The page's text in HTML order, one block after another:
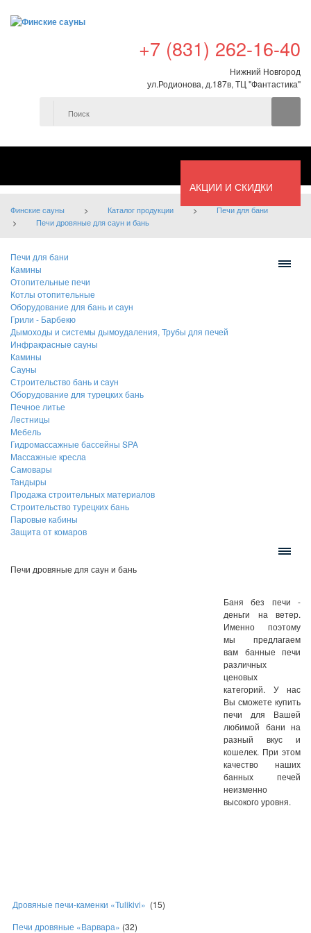
+7 (831) 262-16-40
Нижний Новгород
ул.Родионова, д.187в, ТЦ "Фантастика"
АКЦИИ И СКИДКИ
Финские сауны > Каталог продукции >
Печи для бани
>
Печи дровяные для саун и бань
Печи для бани
Камины
Отопительные печи
Котлы отопительные
Оборудование для бань и саун
Грили - Барбекю
Дымоходы и системы дымоудаления, Трубы для печей
Инфракрасные сауны
Камины
Сауны
Строительство бань и саун
Оборудование для турецких бань
Печное литье
Лестницы
Мебель
Гидромассажные бассейны SPA
Массажные кресла
Самовары
Тандыры
Продажа строительных материалов
Строительство турецких бань
Паровые кабины
Защита от комаров
Печи дровяные для саун и бань
Баня без печи -
деньги на ветер.
Именно поэтому
мы предлагаем
вам банные печи
различных
ценовых
категорий. У нас
Вы сможете купить
печи для Вашей
любимой бани на
разный вкус и
кошелек. При этом
качество наших
банных печей
неизменно
высокого уровня.
Дровяные печи-каменки «Tulikivi» (15)
Печи дровяные «Варвара» (32)